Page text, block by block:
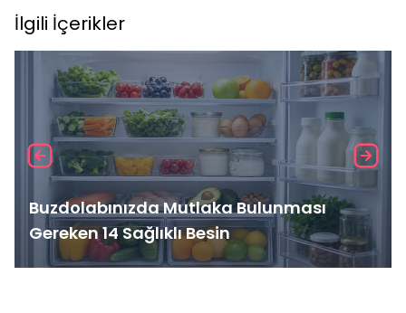
İlgili İçerikler
Buzdolabınızda Mutlaka Bulunması
Gereken 14 Sağlıklı Besin